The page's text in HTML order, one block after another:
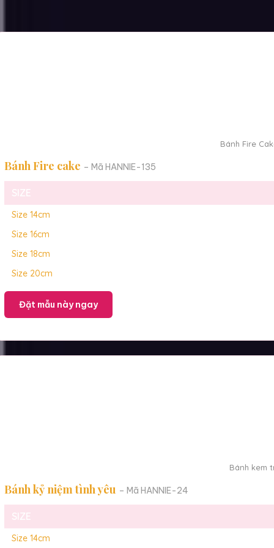
Bánh Fire
Bánh Fire cake – Mã HANNIE-135
SIZE
Size 14cm
Size 16cm
Size 18cm
Size 20cm
Đặt mẫu này ngay
Bánh kem
Bánh kỷ niệm tình yêu – Mã HANNIE-24
SIZE
Size 14cm